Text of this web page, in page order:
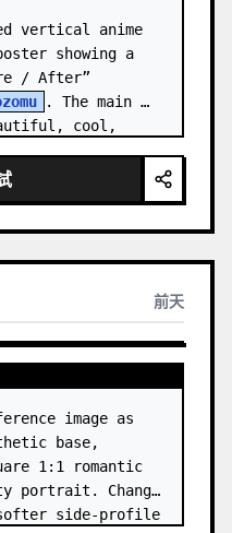
vertical anime
showing a
/ After”
. The main
cool,
前天
image as
base,
1:1 romantic
portrait. Change
side-profile